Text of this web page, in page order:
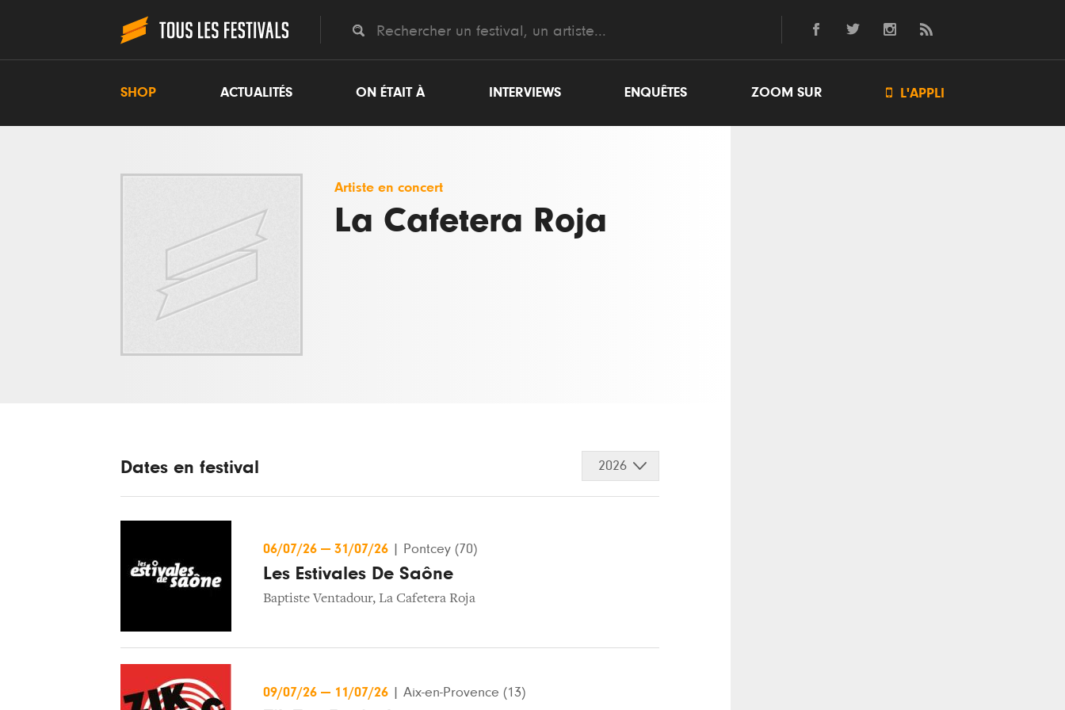
SHOP ACTUALITÉS ON ÉTAIT À INTERVIEWS ENQUÊTES ZOOM SUR  L'APPLI
Artiste en concert
La Cafetera Roja
Dates en festival 2026
06/07/26 — 31/07/26 Pontcey (70)
Les Estivales De Saône
Baptiste Ventadour, La Cafetera Roja
09/07/26 — 11/07/26 Aix-en-Provence (13)